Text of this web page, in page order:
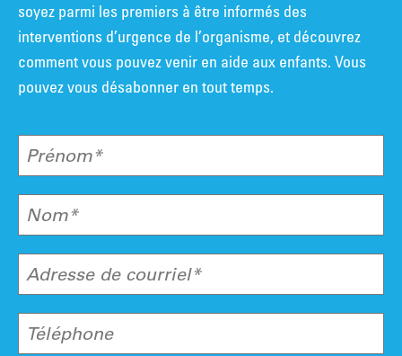
soyez parmi les premiers à être informés des
interventions d’urgence de l’organisme, et découvrez
comment vous pouvez venir en aide aux enfants. Vous
pouvez vous désabonner en tout temps.
Prénom*
Nom*
Adresse de courriel*
Téléphone